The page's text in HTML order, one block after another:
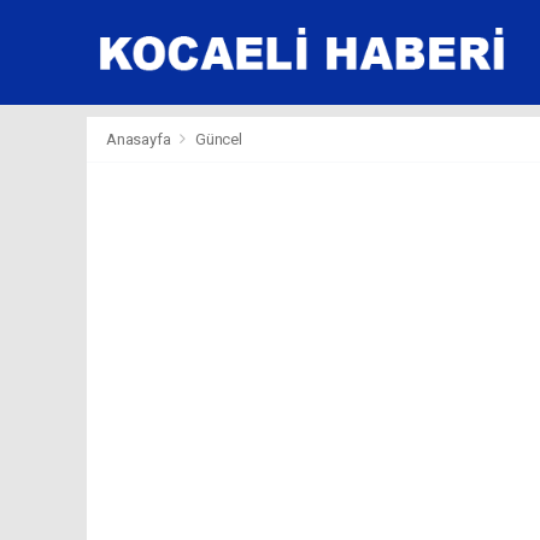
Anasayfa Güncel